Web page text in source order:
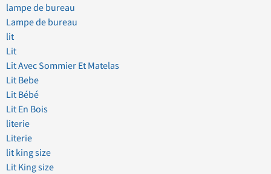
lampe de bureau
Lampe de bureau
lit
Lit
Lit Avec Sommier Et Matelas
Lit Bebe
Lit Bébé
Lit En Bois
literie
Literie
lit king size
Lit King size